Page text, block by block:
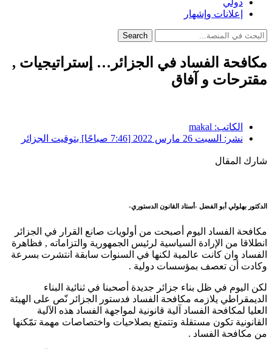
إعلانات وإشهار
Search
مكافحة الفساد في الجزائر… إستراتيجيات ,
مقترحات و آفاق
الكاتب: makal
نشر: السبت 26 مارس 2022 [7:46 صباحًا] بتوقيت الجزائر
شارك المقال
الدكتور بهلولي أبو الفضل -أستاد القانون الدستوري-
مكافحة الفساد اليوم أصبحت من أولويات صانع القرار في الجزائر
انطلاقا من الإرادة السياسية لرئيس الجمهورية والتزاماته , فظاهرة
الفساد وان كانت عالمية لكنها في السنوات سابقة انتشرت بسرعة
وكادت أن تعصف بمؤسسات دولية .
لكن اليوم في ظل بناء جزائر جديدة أصحبنا في ثنائية البناء
الديمقراطي يلازمه مكافحة الفساد فدستور الجزائر نّص على الهيئة
العليا لمكافحة الفساد آلية قانونية لمواجهة الفساد هذه الآلية
القانونية تكون مستقلة وتتمتع بصلاحيات واختصاصات مهمة تمّكنها
من مكافحة الفساد .